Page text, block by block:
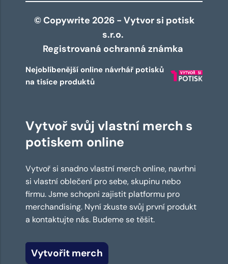
© Copywrite 2026 - Vytvor si potisk
s.r.o.
Registrovaná ochranná známka
Nejoblíbenější online návrhář potisků
na tisíce produktů
Vytvoř svůj vlastní merch s
potiskem online
Vytvoř si snadno vlastní merch online, navrhni
si vlastní oblečení pro sebe, skupinu nebo
firmu. Jsme schopni zajistit platformu pro
merchandising. Nyní zkuste svůj první produkt
a kontaktujte nás. Budeme se těšit.
Vytvořit merch